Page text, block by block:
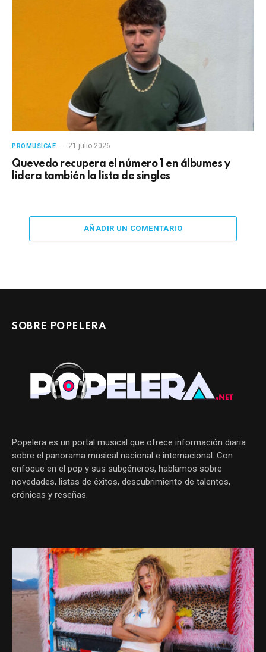
PROMUSICAE 21 julio 2026
Quevedo recupera el número 1 en álbumes y
lidera también la lista de singles
AÑADIR UN COMENTARIO
SOBRE POPELERA
Popelera es un portal musical que ofrece información diaria
sobre el panorama musical nacional e internacional. Con
enfoque en el pop y sus subgéneros, hablamos sobre
novedades, listas de éxitos, descubrimiento de talentos,
crónicas y reseñas.